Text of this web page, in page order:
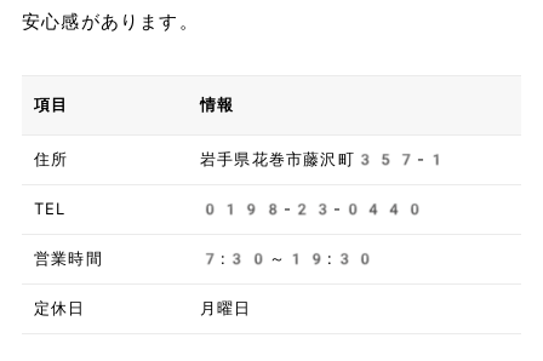
安心感があります。
項目 情報
住所 岩手県花巻市藤沢町357-1
TEL 0198-23-0440
営業時間 7:30～19:30
定休日 月曜日